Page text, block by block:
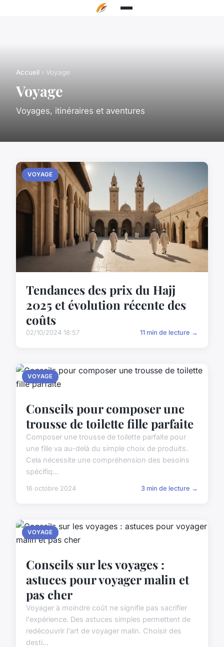
Accueil › Voyage
Voyage
Voyages, itinéraires et aventures
VOYAGE
Tendances des prix du Hajj
2025 et évolution récente des
coûts
02/10/2024 18:57 11 min de lecture →
VOYAGE
Conseils pour composer une
trousse de toilette fille parfaite
Composer une trousse de toilette parfaite pour
une fille va au-delà du simple choix de produits.
Cela nécessite une compréhension des besoins
spécifiq...
16 octobre 2024 3 min de lecture →
VOYAGE
Conseils sur les voyages :
astuces pour voyager malin et
pas cher
Voyager à moindre coût ne signifie pas sacrifier
l'expérience. Des astuces simples permettent de
redécouvrir l'art de voyager malin. Choisir des
desti...